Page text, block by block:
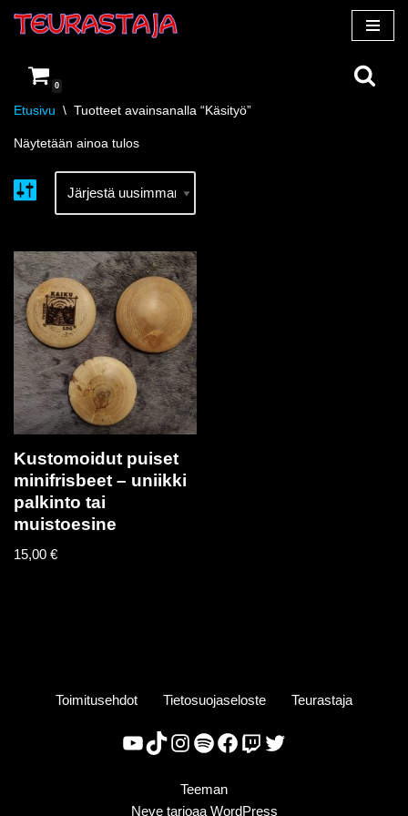
suoraan
sisältöön
0
Etusivu \ Tuotteet avainsanalla “Käsityö”
Näytetään ainoa tulos
Kustomoidut puiset
minifrisbeet – uniikki
palkinto tai
muistoesine
15,00 €
Toimitusehdot Tietosuojaseloste Teurastaja
Teeman
NevetarjoaaWordPress